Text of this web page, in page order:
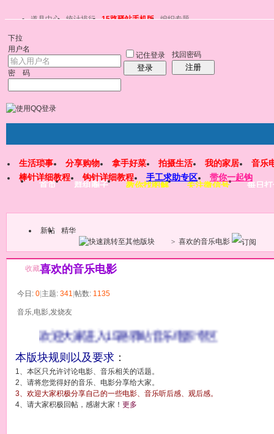
道具中心 统计排行 15路驿站手机版 编织专题
下拉
用户名
密 码
记住登录
登录
找回密码
注册
首页 群组圈子 教你找图解 关注微信号 每日
生活琐事 分享购物 拿手好菜 拍摄生活 我的家居
音乐
棒针详细教程
钩针详细教程 手工求助专区 带你一起钩
新帖
精华
> 喜欢的音乐电影
喜欢的音乐电影
收藏
今日: 0|主题: 341 |帖数: 1135
音乐,电影,发烧友
欢迎大家进入15路驿站音乐电影专区
本版块规则以及要求 ：
1、本区只允许讨论电影、音乐相关的话题。
2、请将您觉得好的音乐、电影分享给大家。
3、欢迎大家积极分享自己的一些电影、音乐听后感、观后感。
4、请大家积极回帖，感谢大家！ 更多